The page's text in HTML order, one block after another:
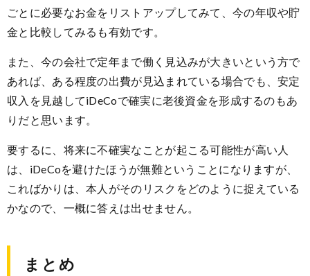
ごとに必要なお金をリストアップしてみて、今の年収や貯
金と比較してみるも有効です。
また、今の会社で定年まで働く見込みが大きいという方で
あれば、ある程度の出費が見込まれている場合でも、安定
収入を見越してiDeCoで確実に老後資金を形成するのもあ
りだと思います。
要するに、将来に不確実なことが起こる可能性が高い人
は、iDeCoを避けたほうが無難ということになりますが、
こればかりは、本人がそのリスクをどのように捉えている
かなので、一概に答えは出せません。
まとめ